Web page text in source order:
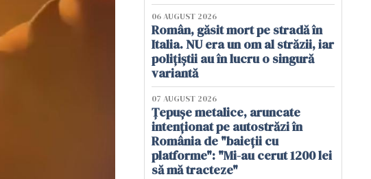
06 AUGUST 2026
Român, găsit mort pe stradă în
Italia. NU era un om al străzii, iar
polițiștii au în lucru o singură
variantă
07 AUGUST 2026
Țepușe metalice, aruncate
intenționat pe autostrăzi în
România de "baieții cu
platforme": "Mi-au cerut 1200 lei
să mă tracteze"